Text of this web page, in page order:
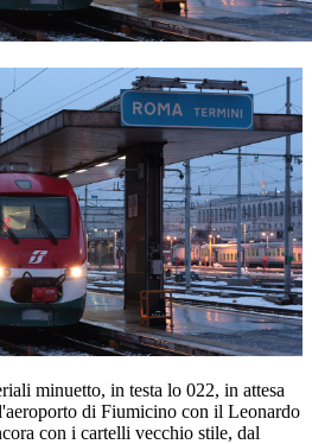
minuetto, in testa lo 022, in attesa
di Fiumicino con il Leonardo
con i cartelli vecchio stile, dal